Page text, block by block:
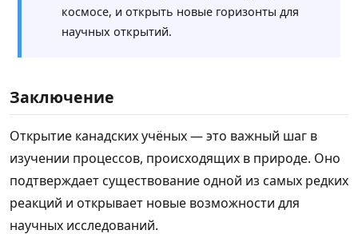
космосе, и открыть новые горизонты для
научных открытий.
Заключение
Открытие канадских учёных — это важный шаг в
изучении процессов, происходящих в природе. Оно
подтверждает существование одной из самых редких
реакций и открывает новые возможности для
научных исследований.